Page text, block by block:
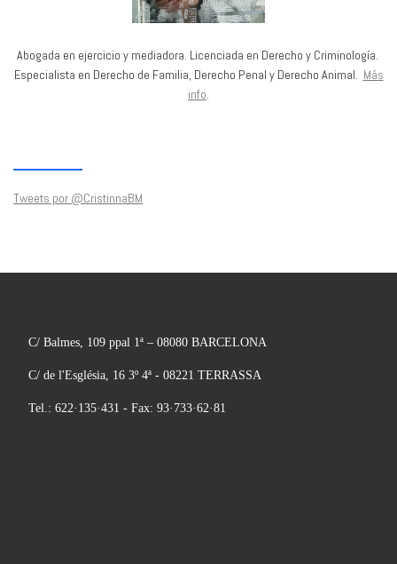
Abogada en ejercicio y mediadora. Licenciada en Derecho y Criminología.
Especialista en Derecho de Familia, Derecho Penal y Derecho Animal. Más
info.
Tweets por @CristinnaBM
C/ Balmes, 109 ppal 1ª – 08080 BARCELONA
C/ de l'Església, 16 3º 4ª - 08221 TERRASSA
Tel.: 622·135·431 - Fax: 93·733·62·81